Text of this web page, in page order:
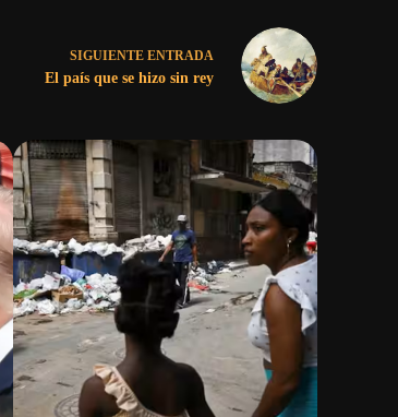
SIGUIENTE ENTRADA
El país que se hizo sin rey